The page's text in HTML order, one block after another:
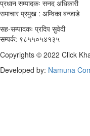
प्रधान सम्पादकः सनद अधिकारी
समाचार प्रमुख : अम्विका बन्जाडे
सह-सम्पादकः प्रदिप सुवेदी
सम्पर्क: ९८५५०५४१३५
Copyrights © 2022 Click
Developed by: Namuna